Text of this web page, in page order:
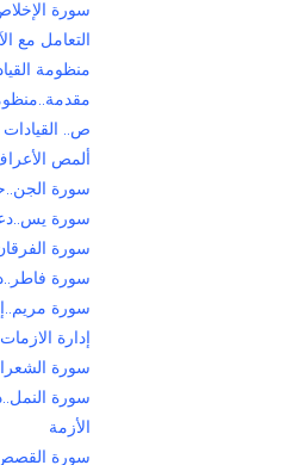
سورة
التعامل مع
منظومة
ص.. القيادات
ألمص
سورة
سورة
سورة
سورة
سورة
إدارة الازمات
سورة
سورة
الأزمة
سورة